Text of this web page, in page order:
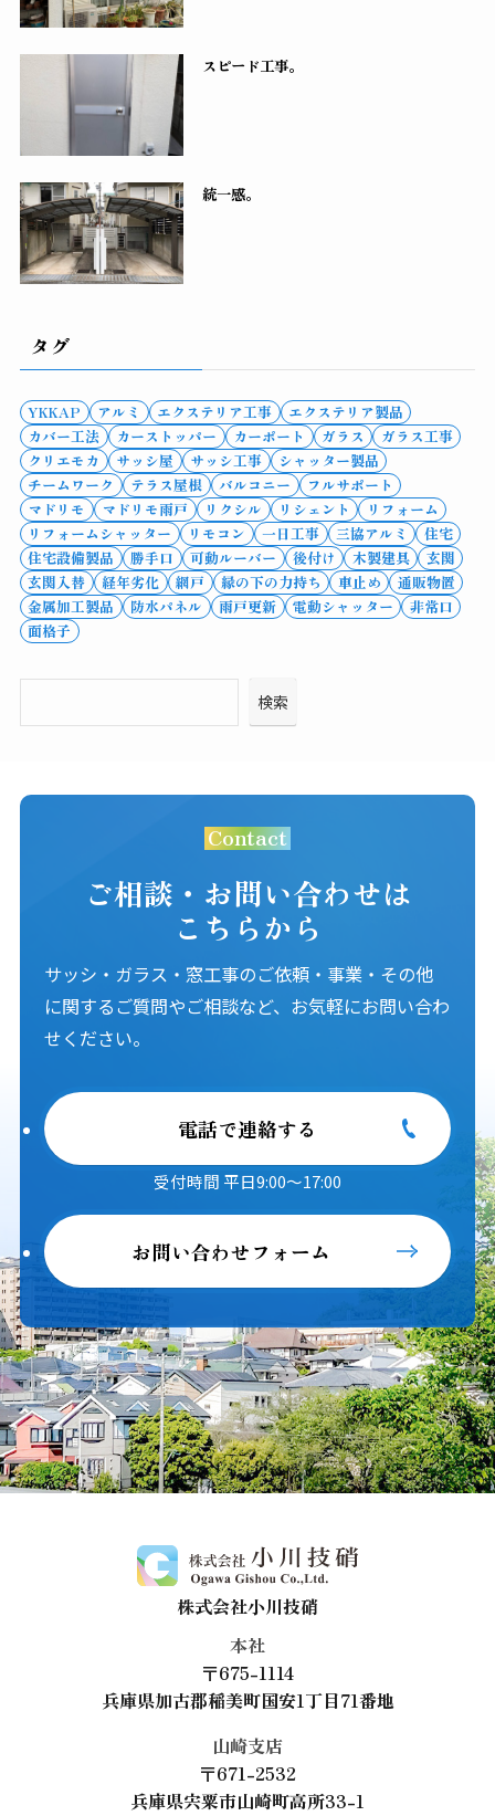
スピード工事。
統一感。
タグ
YKKAP アルミ エクステリア工事
エクステリア製品
カバー工法
カーストッパー カーポート ガラス
ガラス工事
クリエモカ
サッシ屋 サッシ工事
シャッター製品
チームワーク
テラス屋根 バルコニー
フルサポート
マドリモ
マドリモ雨戸 リクシル リシェント
リフォーム
リフォームシャッター
リモコン 一日工事 三協アルミ
住宅
住宅設備製品
勝手口 可動ルーバー 後付け 木製建具
玄関
玄関入替
経年劣化 網戸 縁の下の力持ち 車止め
通販物置
金属加工製品
防水パネル 雨戸更新 電動シャッター
非常口
面格子
検索
Contact
ご相談・お問い合わせは
こちらから
サッシ・ガラス・窓工事のご依頼・事業・その他
に関するご質問やご相談など、お気軽にお問い合わ
せください。
電話で連絡する
受付時間 平日9:00～17:00
お問い合わせフォーム
株式会社小川技硝
本社
〒675-1114
兵庫県加古郡稲美町国安1丁目71番地
山崎支店
〒671-2532
兵庫県宍粟市山崎町高所33-1